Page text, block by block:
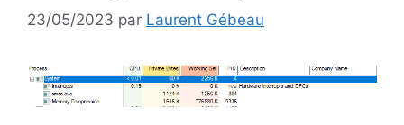
23/05/2023 par Laurent Gébeau